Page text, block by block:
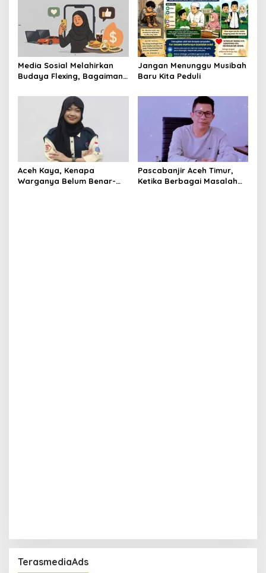
Media Sosial Melahirkan
Budaya Flexing, Bagaimana
Jangan Menunggu Musibah
Baru Kita Peduli
Aceh Kaya, Kenapa
Warganya Belum Benar-
Pascabanjir Aceh Timur,
Ketika Berbagai Masalah
TerasmediaAds